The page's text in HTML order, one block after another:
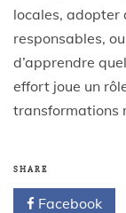
locales, adopter
responsables,
d’apprendre
effort joue un
transformations
SHARE
Facebook